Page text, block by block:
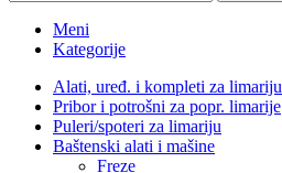
Meni
Kategorije
Alati, uređ. i kompleti za limariju
Pribor i potrošni za popr. limarije
Puleri/spoteri za limariju
Baštenski alati i mašine
Freze